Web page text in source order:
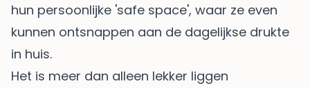
hun persoonlijke 'safe space', waar ze even
kunnen ontsnappen aan de dagelijkse drukte
in huis.
Het is meer dan alleen lekker liggen